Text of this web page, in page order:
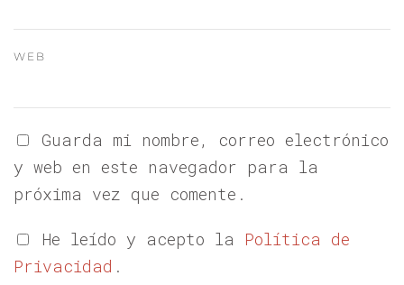
WEB
Guarda mi nombre, correo electrónico
y web en este navegador para la
próxima vez que comente.
He leído y acepto la Política de
Privacidad .